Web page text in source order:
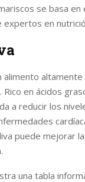
se basa
expertos en
alimento
Rico en ácidos
a reducir los
puede mejorar
una tabla